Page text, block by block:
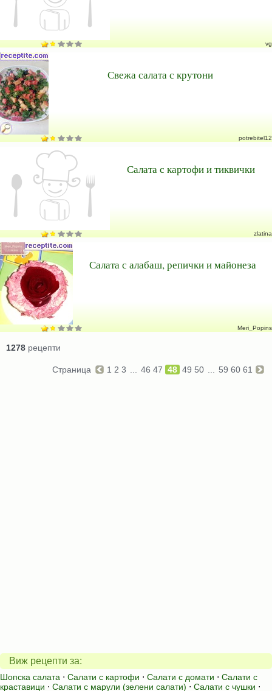
vg
Свежа салата с крутони
potrebitel12
Салата с картофи и тиквички
zlatina
Салата с алабаш, репички и майонеза
Meri_Popins
1278 рецепти
Страница 1 2 3 46 47 48 49 50 59 60 61
Виж рецепти за:
Шопска салата ⋅ Салати с картофи ⋅ Салати с домати ⋅ Салати с
краставици ⋅ Салати с марули (зелени салати) ⋅ Салати с чушки ⋅